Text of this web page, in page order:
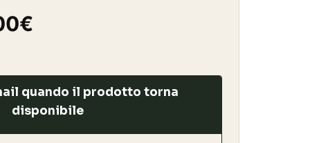
€
è:
859,00€.
quando il prodotto torna
disponibile